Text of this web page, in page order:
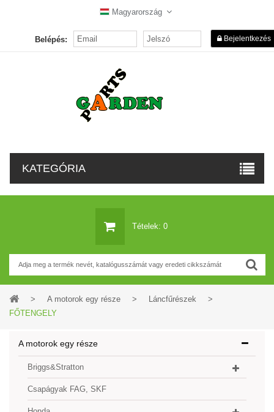
Magyarország
Belépés: Bejelentkezés
KATEGÓRIA
Tételek: 0
> A motorok egy része > Láncfűrészek
>
FŐTENGELY
A motorok egy része
Briggs&Stratton
Csapágyak FAG, SKF